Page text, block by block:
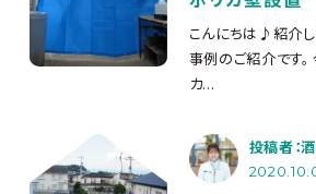
こんにちは♪紹介
事例のご紹介です
カ...
投稿者：